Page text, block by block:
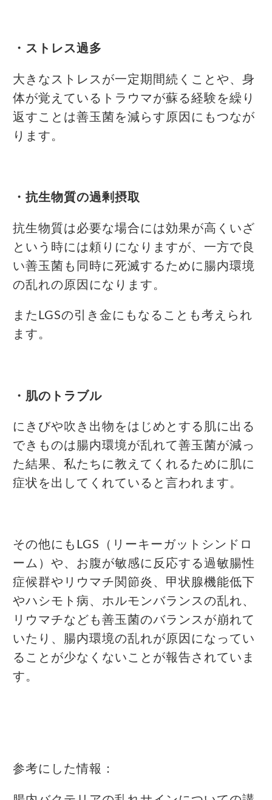
・ストレス過多
大きなストレスが一定期間続くことや、身
体が覚えているトラウマが蘇る経験を繰り
返すことは善玉菌を減らす原因にもつなが
ります。
・抗生物質の過剰摂取
抗生物質は必要な場合には効果が高くいざ
という時には頼りになりますが、一方で良
い善玉菌も同時に死滅するために腸内環境
の乱れの原因になります。
またLGSの引き金にもなることも考えられ
ます。
・肌のトラブル
にきびや吹き出物をはじめとする肌に出る
できものは腸内環境が乱れて善玉菌が減っ
た結果、私たちに教えてくれるために肌に
症状を出してくれていると言われます。
その他にもLGS（リーキーガットシンドロ
ーム）や、お腹が敏感に反応する過敏腸性
症候群やリウマチ関節炎、甲状腺機能低下
やハシモト病、ホルモンバランスの乱れ、
リウマチなども善玉菌のバランスが崩れて
いたり、腸内環境の乱れが原因になってい
ることが少なくないことが報告されていま
す。
参考にした情報：